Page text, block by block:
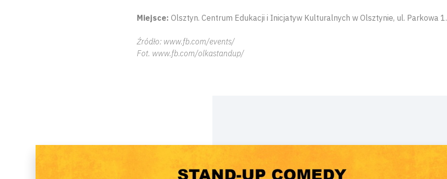
Miejsce: Olsztyn. Centrum Edukacji i Inicjatyw Kulturalnych w Olsztynie, ul. Parkowa 1.
Źródło: www.fb.com/events/
Fot. www.fb.com/olkastandup/